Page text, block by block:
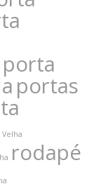
porta
portas
rodapé